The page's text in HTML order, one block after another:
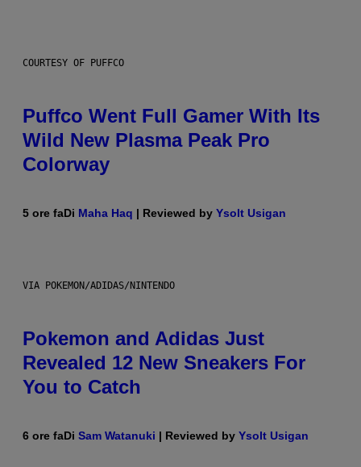
COURTESY OF PUFFCO
Puffco Went Full Gamer With Its
Wild New Plasma Peak Pro
Colorway
5 ore faDi Maha Haq | Reviewed by Ysolt Usigan
VIA POKEMON/ADIDAS/NINTENDO
Pokemon and Adidas Just
Revealed 12 New Sneakers For
You to Catch
6 ore faDi Sam Watanuki | Reviewed by Ysolt Usigan